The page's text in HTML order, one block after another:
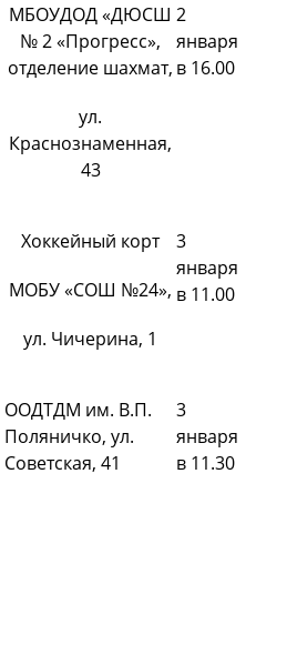
МБОУДОД «ДЮСШ
№ 2 «Прогресс»,
отделение шахмат,
ул.
Краснознаменная,
43
2
января
в 16.00
Хоккейный корт
МОБУ «СОШ №24»,
ул. Чичерина, 1
3
января
в 11.00
ООДТДМ им. В.П.
Поляничко, ул.
Советская, 41
3
января
в 11.30